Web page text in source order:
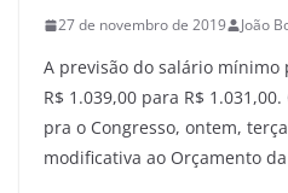
27 de novembro de 2019 João
A previsão do salário mínimo
R$ 1.039,00 para R$
pra o Congresso, ontem,
modificativa ao Orçamento